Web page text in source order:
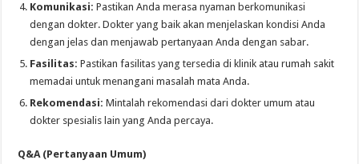
Komunikasi: Pastikan Anda merasa nyaman berkomunikasi
dengan dokter. Dokter yang baik akan menjelaskan kondisi Anda
dengan jelas dan menjawab pertanyaan Anda dengan sabar.
Fasilitas: Pastikan fasilitas yang tersedia di klinik atau rumah sakit
memadai untuk menangani masalah mata Anda.
Rekomendasi: Mintalah rekomendasi dari dokter umum atau
dokter spesialis lain yang Anda percaya.
Q&A (Pertanyaan Umum)